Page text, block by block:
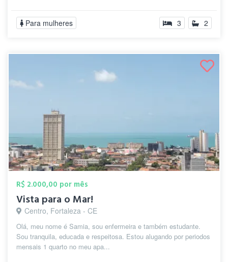
Para mulheres 3 2
R$ 2.000,00 por mês
Vista para o Mar!
Centro, Fortaleza - CE
Olá, meu nome é Samia, sou enfermeira e também estudante.
Sou tranquila, educada e respeitosa. Estou alugando por periodos
mensais 1 quarto no meu apa...